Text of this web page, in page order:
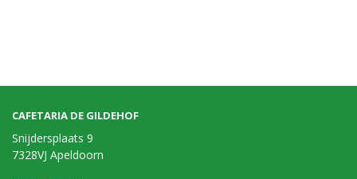
CAFETARIA DE GILDEHOF
Snijdersplaats 9
7328VJ Apeldoorn